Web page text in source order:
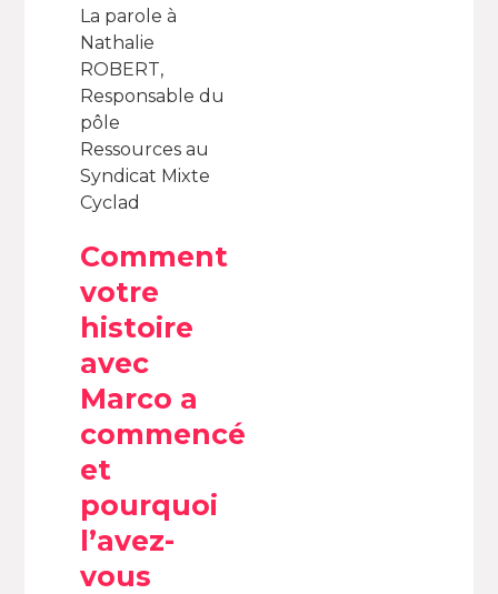
La parole à
Nathalie
ROBERT,
Responsable du
pôle
Ressources au
Syndicat Mixte
Cyclad
Comment
votre
histoire
avec
Marco a
commencé
et
pourquoi
l’avez-
vous